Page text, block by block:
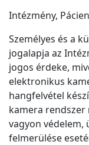
Intézmény,
Személyes és a
jogalapja az
jogos érdeke,
elektronikus
hangfelvétel
kamera rendszer
vagyon védelem,
felmerülése